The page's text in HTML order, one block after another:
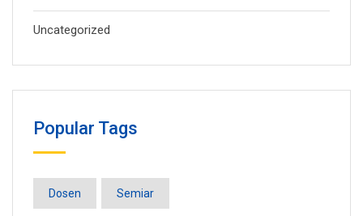
Uncategorized
Popular Tags
Dosen Semiar